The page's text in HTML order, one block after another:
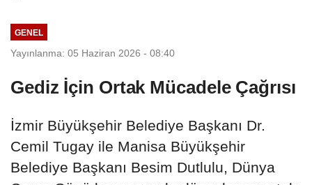
GENEL
Yayınlanma: 05 Haziran 2026 - 08:40
Gediz İçin Ortak Mücadele Çağrısı
İzmir Büyükşehir Belediye Başkanı Dr.
Cemil Tugay ile Manisa Büyükşehir
Belediye Başkanı Besim Dutlulu, Dünya